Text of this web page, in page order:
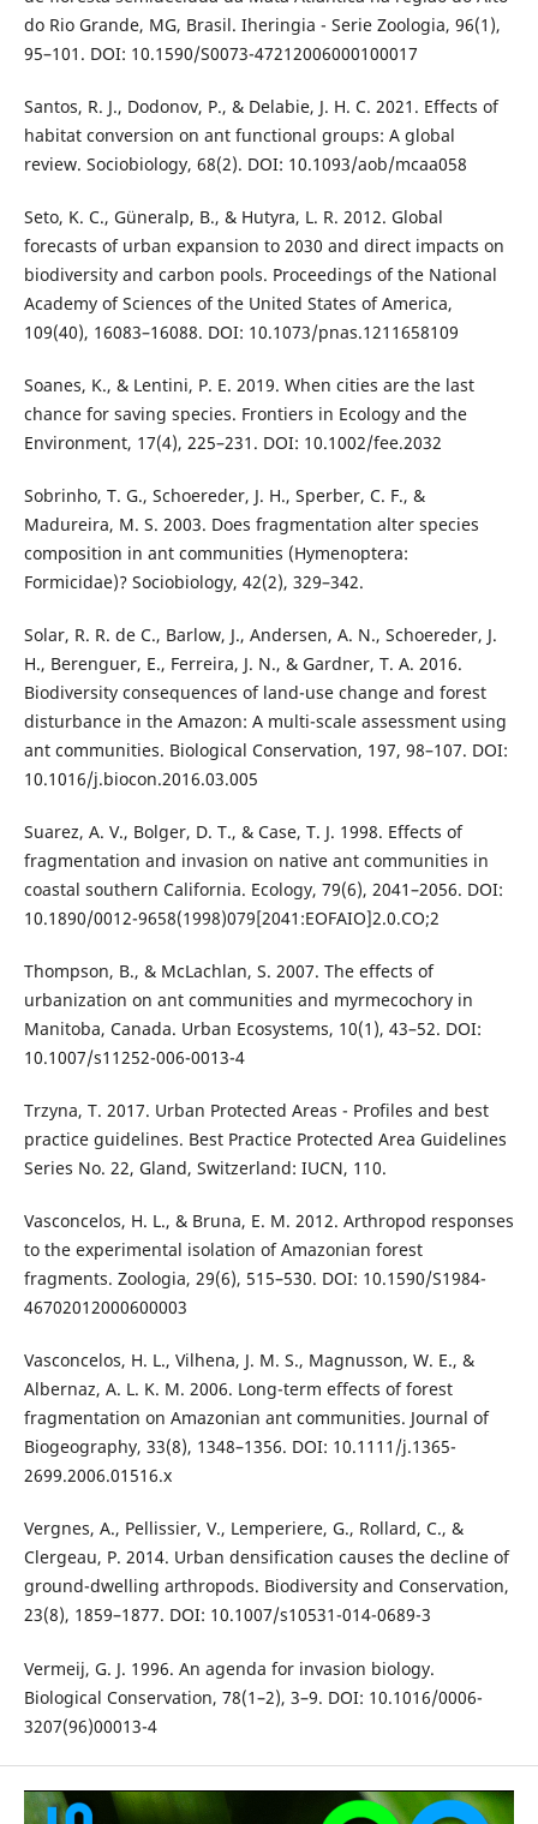
do Rio Grande, MG, Brasil. Iheringia - Serie Zoologia, 96(1),
95–101. DOI: 10.1590/S0073-47212006000100017
Santos, R. J., Dodonov, P., & Delabie, J. H. C. 2021. Effects of
habitat conversion on ant functional groups: A global
review. Sociobiology, 68(2). DOI: 10.1093/aob/mcaa058
Seto, K. C., Güneralp, B., & Hutyra, L. R. 2012. Global
forecasts of urban expansion to 2030 and direct impacts on
biodiversity and carbon pools. Proceedings of the National
Academy of Sciences of the United States of America,
109(40), 16083–16088. DOI: 10.1073/pnas.1211658109
Soanes, K., & Lentini, P. E. 2019. When cities are the last
chance for saving species. Frontiers in Ecology and the
Environment, 17(4), 225–231. DOI: 10.1002/fee.2032
Sobrinho, T. G., Schoereder, J. H., Sperber, C. F., &
Madureira, M. S. 2003. Does fragmentation alter species
composition in ant communities (Hymenoptera:
Formicidae)? Sociobiology, 42(2), 329–342.
Solar, R. R. de C., Barlow, J., Andersen, A. N., Schoereder, J.
H., Berenguer, E., Ferreira, J. N., & Gardner, T. A. 2016.
Biodiversity consequences of land-use change and forest
disturbance in the Amazon: A multi-scale assessment using
ant communities. Biological Conservation, 197, 98–107. DOI:
10.1016/j.biocon.2016.03.005
Suarez, A. V., Bolger, D. T., & Case, T. J. 1998. Effects of
fragmentation and invasion on native ant communities in
coastal southern California. Ecology, 79(6), 2041–2056. DOI:
10.1890/0012-9658(1998)079[2041:EOFAIO]2.0.CO;2
Thompson, B., & McLachlan, S. 2007. The effects of
urbanization on ant communities and myrmecochory in
Manitoba, Canada. Urban Ecosystems, 10(1), 43–52. DOI:
10.1007/s11252-006-0013-4
Trzyna, T. 2017. Urban Protected Areas - Profiles and best
practice guidelines. Best Practice Protected Area Guidelines
Series No. 22, Gland, Switzerland: IUCN, 110.
Vasconcelos, H. L., & Bruna, E. M. 2012. Arthropod responses
to the experimental isolation of Amazonian forest
fragments. Zoologia, 29(6), 515–530. DOI: 10.1590/S1984-
46702012000600003
Vasconcelos, H. L., Vilhena, J. M. S., Magnusson, W. E., &
Albernaz, A. L. K. M. 2006. Long-term effects of forest
fragmentation on Amazonian ant communities. Journal of
Biogeography, 33(8), 1348–1356. DOI: 10.1111/j.1365-
2699.2006.01516.x
Vergnes, A., Pellissier, V., Lemperiere, G., Rollard, C., &
Clergeau, P. 2014. Urban densification causes the decline of
ground-dwelling arthropods. Biodiversity and Conservation,
23(8), 1859–1877. DOI: 10.1007/s10531-014-0689-3
Vermeij, G. J. 1996. An agenda for invasion biology.
Biological Conservation, 78(1–2), 3–9. DOI: 10.1016/0006-
3207(96)00013-4